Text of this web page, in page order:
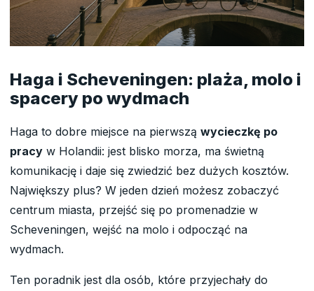
Haga i Scheveningen: plaża, molo i
spacery po wydmach
Haga to dobre miejsce na pierwszą wycieczkę po
pracy w Holandii: jest blisko morza, ma świetną
komunikację i daje się zwiedzić bez dużych kosztów.
Największy plus? W jeden dzień możesz zobaczyć
centrum miasta, przejść się po promenadzie w
Scheveningen, wejść na molo i odpocząć na
wydmach.
Ten poradnik jest dla osób, które przyjechały do